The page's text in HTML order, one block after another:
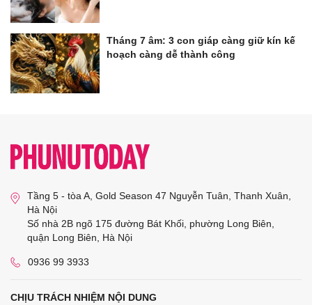
Tháng 7 âm: 3 con giáp càng giữ kín kế
hoạch càng dễ thành công
Tầng 5 - tòa A, Gold Season 47 Nguyễn Tuân, Thanh Xuân,
Hà Nội
Số nhà 2B ngõ 175 đường Bát Khối, phường Long Biên,
quận Long Biên, Hà Nội
0936 99 3933
CHỊU TRÁCH NHIỆM NỘI DUNG